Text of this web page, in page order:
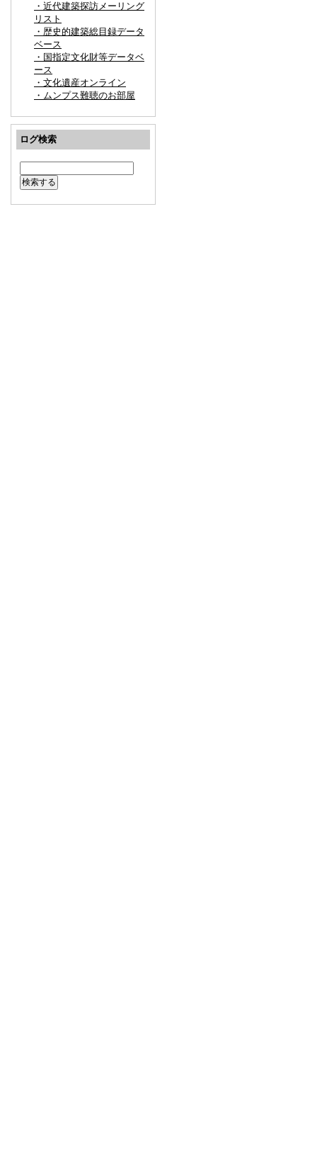
・近代建築探訪メーリング
リスト
・歴史的建築総目録データ
ベース
・国指定文化財等データベ
ース
・文化遺産オンライン
・ムンプス難聴のお部屋
ログ検索